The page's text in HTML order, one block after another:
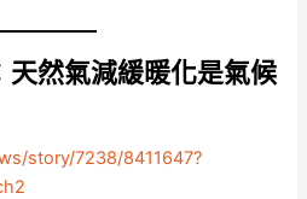
天然氣減緩暖化是氣候
story/7238/8411647?